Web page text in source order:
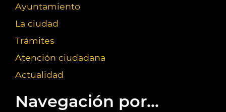
Ayuntamiento
La ciudad
Trámites
Atención ciudadana
Actualidad
Navegación por...